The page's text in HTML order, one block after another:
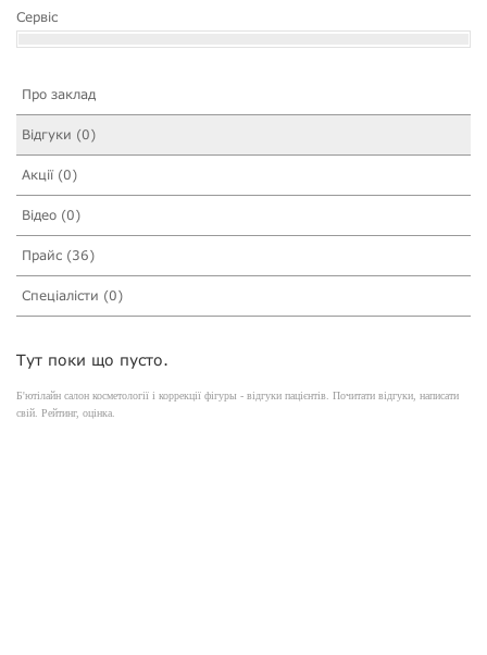
Сервіс
Про заклад
Відгуки (0)
Акції (0)
Відео (0)
Прайс (36)
Спеціалісти (0)
Тут поки що пусто.
Б'ютілайн салон косметології і коррекції фігуры - відгуки пацієнтів. Почитати відгуки, написати
свій. Рейтинг, оцінка.